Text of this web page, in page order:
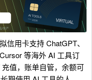
信用卡支持 ChatGPT、
等海外 AI 工具订
充值，账单自管，余额可